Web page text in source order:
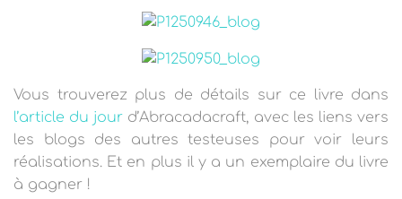
Vous trouverez plus de détails sur ce livre dans
l’article du jour d’Abracadacraft, avec les liens vers
les blogs des autres testeuses pour voir leurs
réalisations. Et en plus il y a un exemplaire du livre
à gagner !